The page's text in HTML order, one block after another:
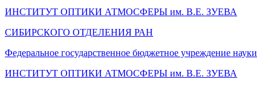
ИНСТИТУТ ОПТИКИ АТМОСФЕРЫ им. В.Е. ЗУЕВА
СИБИРСКОГО ОТДЕЛЕНИЯ РАН
Федеральное государственное бюджетное учреждение науки
ИНСТИТУТ ОПТИКИ АТМОСФЕРЫ им. В.Е. ЗУЕВА